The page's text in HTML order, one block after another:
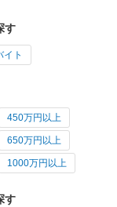
す
イト
450万円以上
650万円以上
1000万円以上
す